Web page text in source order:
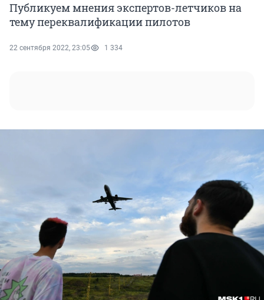
Публикуем мнения экспертов-летчиков на
тему переквалификации пилотов
22 сентября 2022, 23:05 1 334